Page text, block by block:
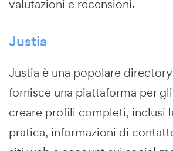
valutazioni e recensioni.
Justia
Justia è una popolare
fornisce una piattaforma per
creare profili completi, inclusi
pratica, informazioni di